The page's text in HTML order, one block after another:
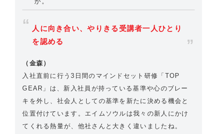
人に向き合い、やりきる受講者一人ひとり
を認める
（金森）
入社直前に行う3日間のマインドセット研修「TOP
GEAR」は、新入社員が持っている基準や心のブレー
キを外し、社会人としての基準を新たに決める機会と
位置付けています。エイムソウルは我々の新人にかけ
てくれる熱量が、他社さんと大きく違いましたね。